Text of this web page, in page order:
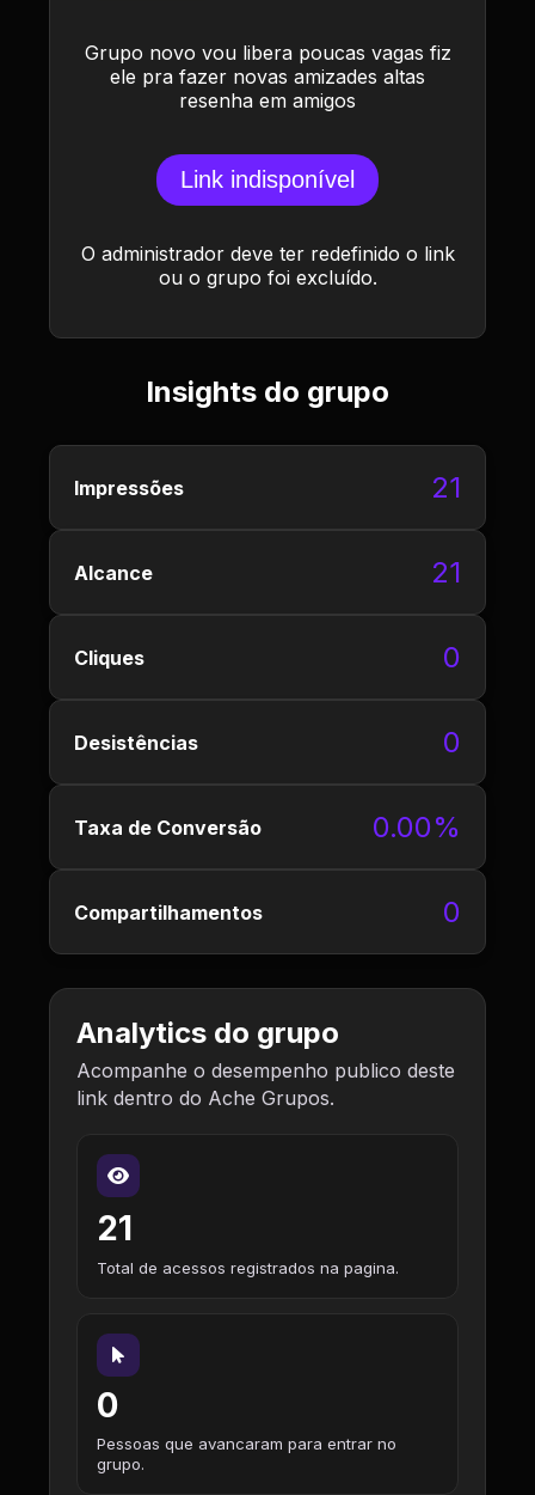
Grupo novo vou libera poucas vagas fiz
ele pra fazer novas amizades altas
resenha em amigos
Link indisponível
O administrador deve ter redefinido o link
ou o grupo foi excluído.
Insights do grupo
Impressões 21
Alcance 21
Cliques 0
Desistências 0
Taxa de Conversão 0.00%
Compartilhamentos 0
Analytics do grupo
Acompanhe o desempenho publico deste
link dentro do Ache Grupos.
21
Total de acessos registrados na pagina.
0
Pessoas que avancaram para entrar no
grupo.